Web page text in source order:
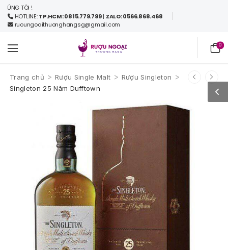
!
HOTLINE:TP.HCM: 0815.779.799| ZALO: 0566.868.468
ruoungoaithuonghangsg@gmail.com
0
Trang chủ > Rượu Single Malt > Rượu Singleton >
Singleton 25 Năm Dufftown